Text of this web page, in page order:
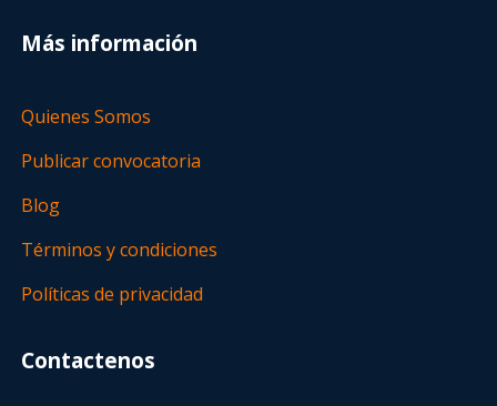
Más información
Quienes Somos
Publicar convocatoria
Blog
Términos y condiciones
Políticas de privacidad
Contactenos